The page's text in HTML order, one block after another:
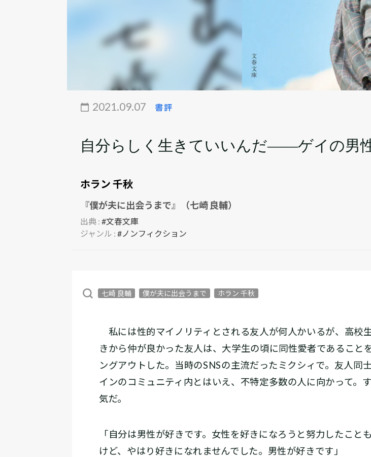
2021.09.07 書評
自分らしく生きていいんだ――ゲイの男
ホラン 千秋
『僕が夫に出会うまで』（七崎 良輔）
出典 : #文春文庫
ジャンル : #ノンフィクション
七崎 良輔 僕が夫に出会うまで ホラン 千秋
私には性的マイノリティとされる友人が何人かいるが、高校
きから仲が良かった友人は、大学生の頃に同性愛者であること
ングアウトした。当時のSNSの主流だったミクシィで。友人同
インのコミュニティ内とはいえ、不特定多数の人に向かって。
気だ。
「自分は男性が好きです。女性を好きになろうと努力したこと
けど、やはり好きになれませんでした。男性が好きです」